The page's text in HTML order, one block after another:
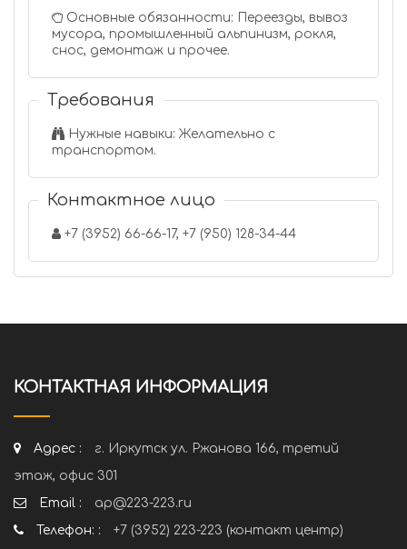
Основные обязанности: Переезды, вывоз
мусора, промышленный альпинизм, рокля,
снос, демонтаж и прочее.
Требования
Нужные навыки: Желательно с
транспортом.
Контактное лицо
+7 (3952) 66-66-17, +7 (950) 128-34-44
КОНТАКТНАЯ ИНФОРМАЦИЯ
Адрес :
г. Иркутск ул. Ржанова 166, третий
этаж, офис 301
Email :
ap@223-223.ru
Телефон: :
+7 (3952) 223-223 (контакт центр)